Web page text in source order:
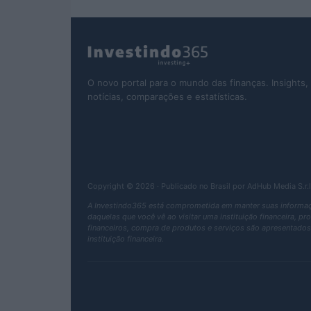
O novo portal para o mundo das finanças. Insights,
notícias, comparações e estatísticas.
Copyright © 2026 · Publicado no Brasil por AdHub Media
A Investindo365 está comprometida em manter suas
daquelas que você vê ao visitar uma instituição financeira,
financeiros, compra de produtos e serviços são
instituição financeira.